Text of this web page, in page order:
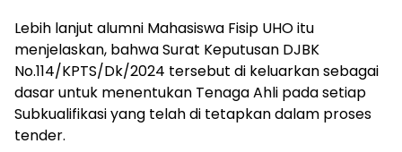
Lebih lanjut alumni Mahasiswa Fisip UHO itu
menjelaskan, bahwa Surat Keputusan DJBK
No.114/KPTS/Dk/2024 tersebut di keluarkan sebagai
dasar untuk menentukan Tenaga Ahli pada setiap
Subkualifikasi yang telah di tetapkan dalam proses
tender.